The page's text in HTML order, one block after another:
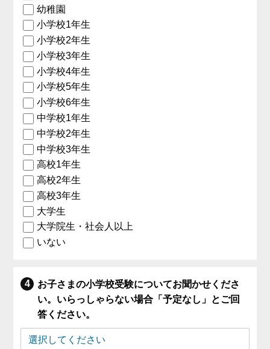
幼稚園
小学校1年生
小学校2年生
小学校3年生
小学校4年生
小学校5年生
小学校6年生
中学校1年生
中学校2年生
中学校3年生
高校1年生
高校2年生
高校3年生
大学生
大学院生・社会人以上
いない
お子さまの小学校受験についてお聞かせくださ
い。いらっしゃらない場合「予定なし」とご回
答ください。